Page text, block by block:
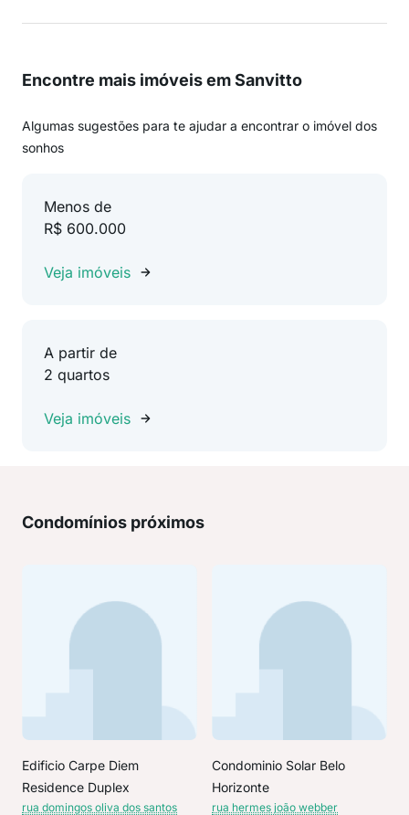
Encontre mais imóveis em Sanvitto
Algumas sugestões para te ajudar a encontrar o imóvel dos
sonhos
Menos de
R$ 600.000
Veja imóveis
A partir de
2 quartos
Veja imóveis
Condomínios próximos
Edificio Carpe Diem
Residence Duplex
rua domingos oliva dos santos
Condominio Solar Belo
Horizonte
rua hermes joão webber